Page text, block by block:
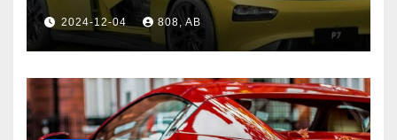
2024-12-04 808, AB